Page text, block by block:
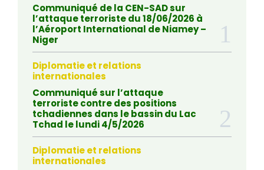
Communiqué de la CEN-SAD sur
l’attaque terroriste du 18/06/2026 à
l’Aéroport International de Niamey –
Niger
Diplomatie et relations
internationales
Communiqué sur l’attaque
terroriste contre des positions
tchadiennes dans le bassin du Lac
Tchad le lundi 4/5/2026
Diplomatie et relations
internationales